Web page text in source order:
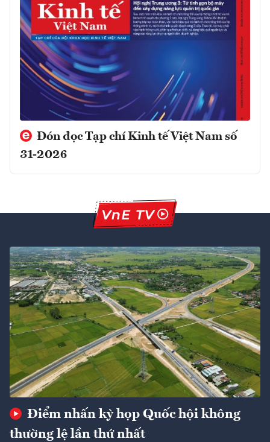
Đón đọc Tạp chí Kinh tế Việt Nam số
31-2026
Điểm nhấn kỳ họp Quốc hội không
thường lệ lần thứ nhất